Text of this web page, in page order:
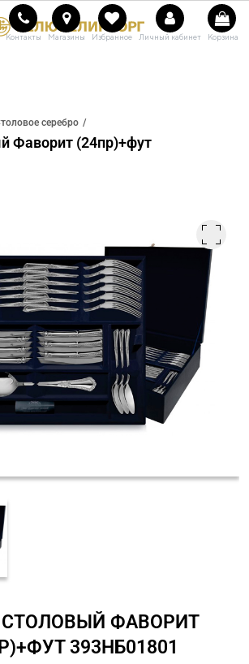
Контакты Магазины Избранное Личный кабинет Корзина
серебро
Фаворит (24пр)+фут
ФАВОРИТ
393НБ01801